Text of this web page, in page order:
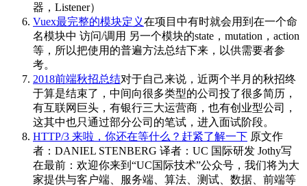
器，Listener）
Vuex最完整的模块定义在项目中有时就会用到在一个命
名模块中 访问/调用 另一个模块的state，mutation，action
等，所以把使用的普遍方法总结下来，以供需要者参
考。
2018前端秋招总结对于自己来说，近两个半月的秋招终
于算是结束了，中间向很多类型的公司投了很多简历，
有互联网巨头，有银行三大运营商，也有创业型公司，
这其中也只通过部分公司的笔试，进入面试阶段。
HTTP/3 来啦，你还在等什么？赶紧了解一下 原文作
者：DANIEL STENBERG 译者：UC 国际研发 Jothy写
在最前：欢迎你来到“UC国际技术”公众号，我们将为大
家提供与客户端、服务端、算法、测试、数据、前端等